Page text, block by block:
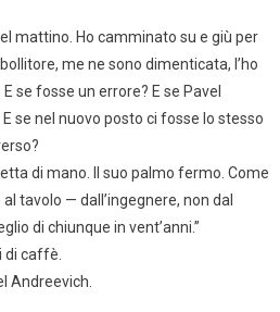
mattino. Ho camminato su e giù per
me ne sono dimenticata, l’ho
se fosse un errore? E se Pavel
se nel nuovo posto ci fosse lo stesso
di mano. Il suo palmo fermo. Come
tavolo — dall’ingegnere, non dal
di chiunque in vent’anni.”
di caffè.
Andreevich.